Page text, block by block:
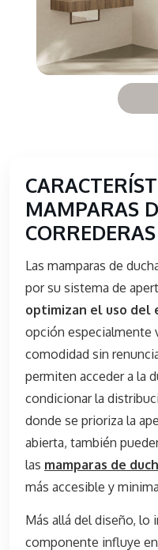
MAMPARAS
CORREDERAS
Las mamparas de
por su sistema de
optimizan el uso del
opción especialmente
comodidad sin
permiten acceder a la
condicionar la
donde se prioriza la
abierta, también
las mamparas de
más accesible y
Más allá del diseño, lo
componente influye